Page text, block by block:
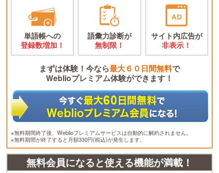
単語帳への
登録数増加！
語彙力診断が
無制限！
サイト内広告が
非表示！
まずは体験！今なら最大６０日間無料で
Weblioプレミアム体験ができます！
※無料期間終了後、Weblioプレミアムサービスは自動的に解約されません。
※無料期間が終了すると月額330円(税込)が発生します。
無料会員になると使える機能が満載！